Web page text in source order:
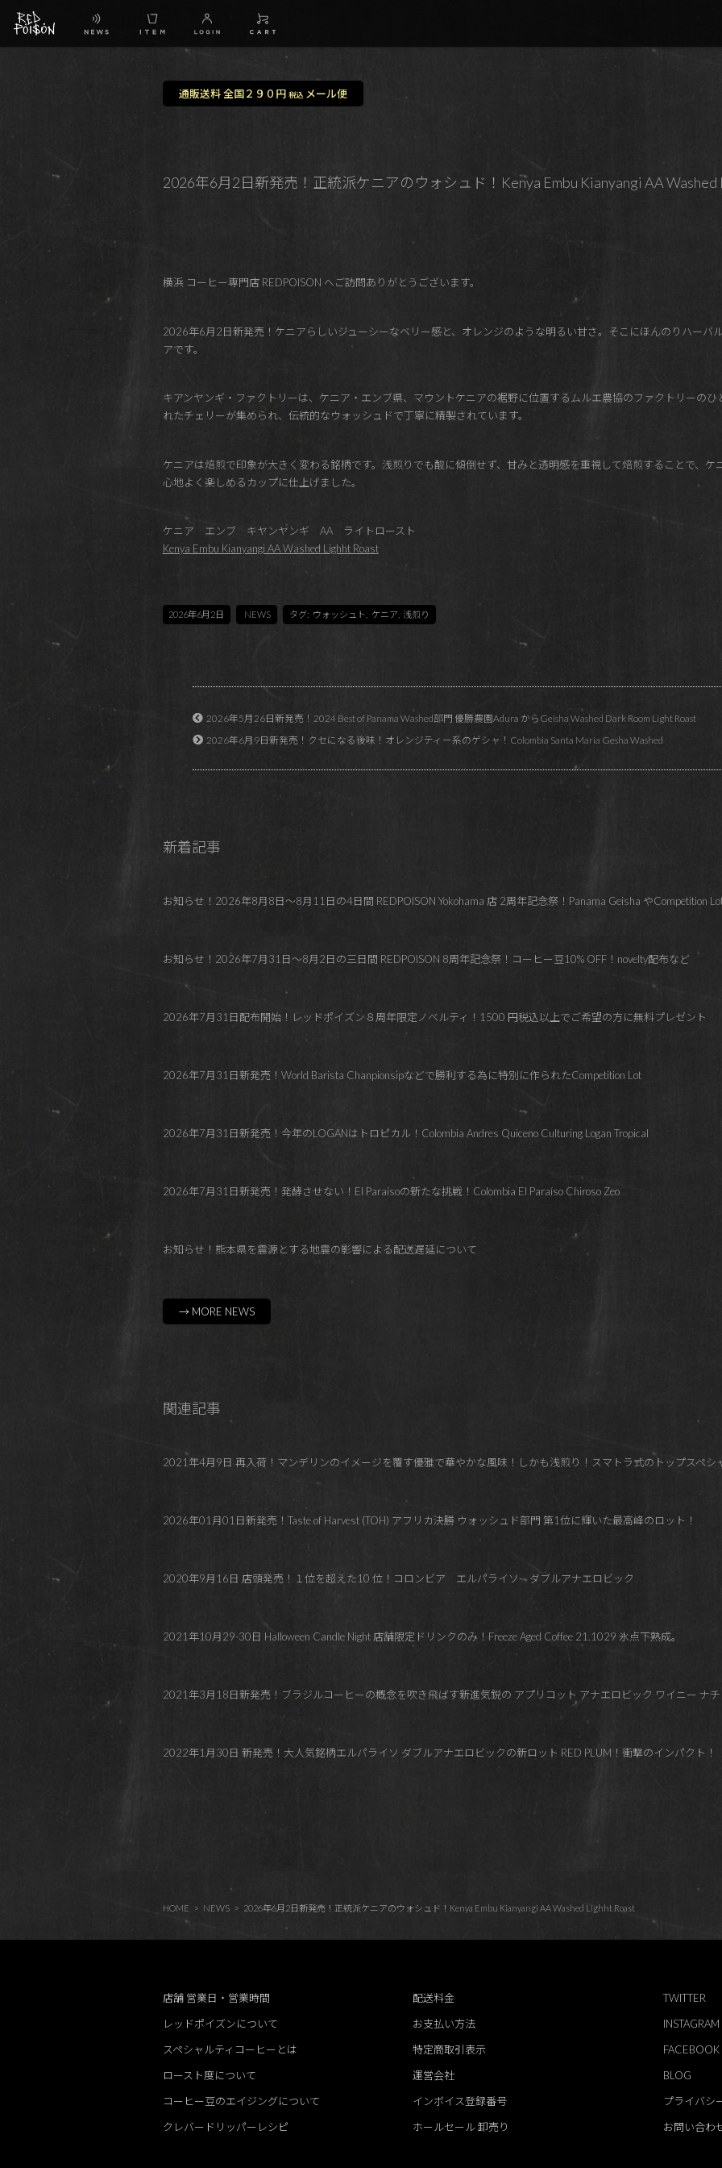
通販送料 全国２９０円 税込メール便
2026年6月2日新発売！正統派ケニアのウォシュド！Kenya Embu Kianyangi AA Washed
横浜 コーヒー専門店 REDPOISON へご訪問ありがとうございます。
2026年6月2日新発売！ケニアらしいジューシーなベリー感と、オレンジのような明るい甘さ。そこにほんのりハーバ
アです。
キアンヤンギ・ファクトリーは、ケニア・エンブ県、マウントケニアの裾野に位置するムルエ農協のファクトリーの
れたチェリーが集められ、伝統的なウォッシュドで丁寧に精製されています。
ケニアは焙煎で印象が大きく変わる銘柄です。浅煎りでも酸に傾倒せず、甘みと透明感を重視して焙煎することで、
心地よく楽しめるカップに仕上げました。
ケニア エンブ キヤンヤンギ AA ライトロースト
Kenya Embu Kianyangi AA Washed Lighht Roast
2026年6月2日 NEWS タグ: ウォッシュト ケニア 浅煎り
2026年5月26日新発売！2024 Best of Panama Washed部門 優勝農園Adura からGeisha Washed Dark Room Light Roast
2026年6月9日新発売！クセになる後味！オレンジティー系のゲシャ！Colombia Santa Maria Gesha Washed
新着記事
お知らせ！2026年8月8日～8月11日の4日間 REDPOISON Yokohama 店 2周年記念祭！Panama Geisha やCompetition
お知らせ！2026年7月31日～8月2日の三日間 REDPOISON 8周年記念祭！コーヒー豆10% OFF！novelty配布など
2026年7月31日配布開始！レッドポイズン８周年限定ノベルティ！1500 円税込以上でご希望の方に無料プレゼント
2026年7月31日新発売！World Barista Chanpionsipなどで勝利する為に特別に作られたCompetition Lot
2026年7月31日新発売！今年のLOGANはトロピカル！Colombia Andres Quiceno Culturing Logan Tropical
2026年7月31日新発売！発酵させない！El Paraísoの新たな挑戦！Colombia El Paraíso Chiroso Zeo
お知らせ！熊本県を震源とする地震の影響による配送遅延について
→ MORE NEWS
関連記事
2021年4月9日 再入荷！マンデリンのイメージを覆す優雅で華やかな風味！しかも浅煎り！スマトラ式のトップスペシ
2026年01月01日新発売！Taste of Harvest (TOH) アフリカ決勝 ウォッシュド部門 第1位に輝いた最高峰のロット！
2020年9月16日 店頭発売！１位を超えた10 位！コロンビア エルパライソ ダブルアナエロビック
2021年10月29-30日 Halloween Candle Night 店舗限定ドリンクのみ！Freeze Aged Coffee 21.1029 氷点下熟成。
2021年3月18日新発売！ブラジルコーヒーの概念を吹き飛ばす新進気鋭の アプリコット アナエロビック ワイニー ナ
2022年1月30日 新発売！大人気銘柄エルパライソ ダブルアナエロビックの新ロット RED PLUM！衝撃のインパクト！
HOME NEWS 2026年6月2日新発売！正統派ケニアのウォシュド！Kenya Embu Kianyangi AA Washed Lighht Roast
店舗 営業日・営業時間
レッドポイズンについて
スペシャルティコーヒーとは
ロースト度について
コーヒー豆のエイジングについて
クレバードリッパーレシピ
配送料金
お支払い方法
特定商取引表示
運営会社
インボイス登録番号
ホールセール 卸売り
TWITTER
INSTAGRAM
FACEBOOK
BLOG
プライバシ
お問い合わ